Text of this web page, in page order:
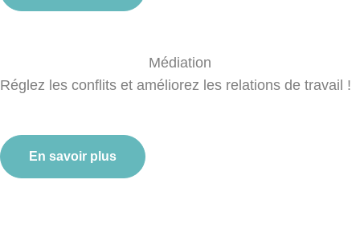
Médiation
Réglez les conflits et améliorez les relations de travail !
En savoir plus